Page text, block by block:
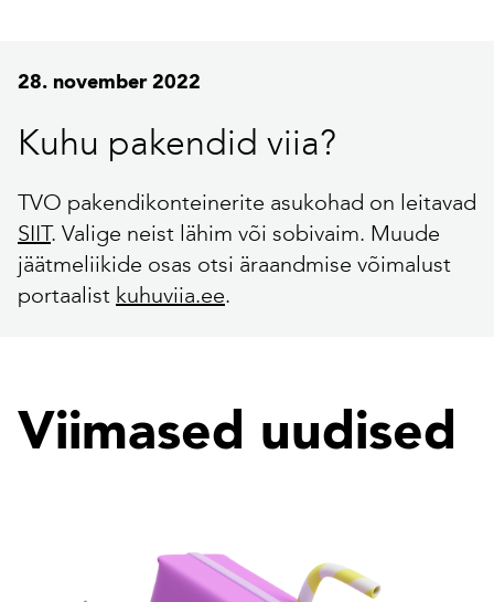
28. november 2022
Kuhu pakendid viia?
TVO pakendikonteinerite asukohad on leitavad
SIIT. Valige neist lähim või sobivaim. Muude
jäätmeliikide osas otsi äraandmise võimalust
portaalist kuhuviia.ee.
Viimased uudised